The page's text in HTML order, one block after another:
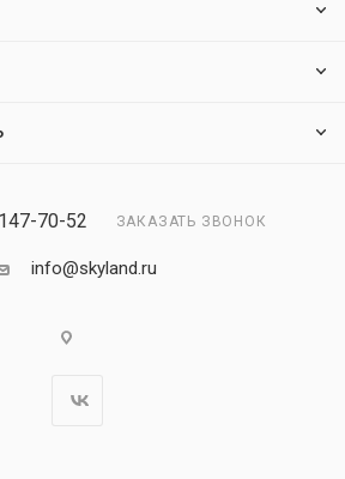
70-52 ЗАКАЗАТЬ ЗВОНОК
info@skyland.ru